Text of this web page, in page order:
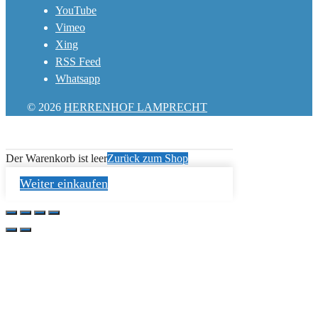
YouTube
Vimeo
Xing
RSS Feed
Whatsapp
© 2026 HERRENHOF LAMPRECHT
Der Warenkorb ist leerZurück zum Shop
Weiter einkaufen